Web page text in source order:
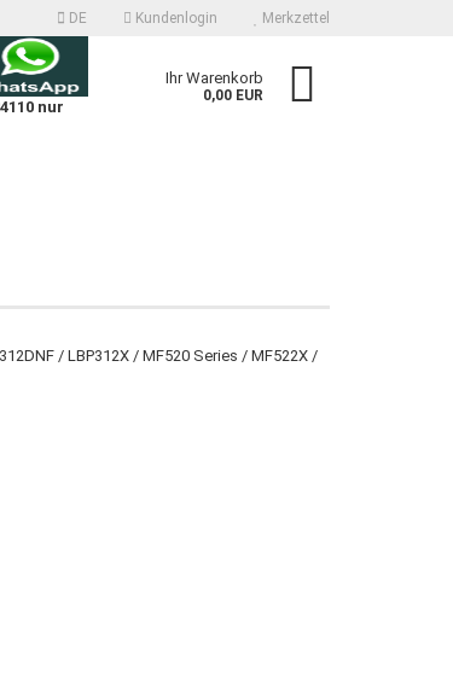
DE Kundenlogin Merkzettel
nur
Ihr Warenkorb
0,00 EUR
/ LBP312X / MF520 Series / MF522X /